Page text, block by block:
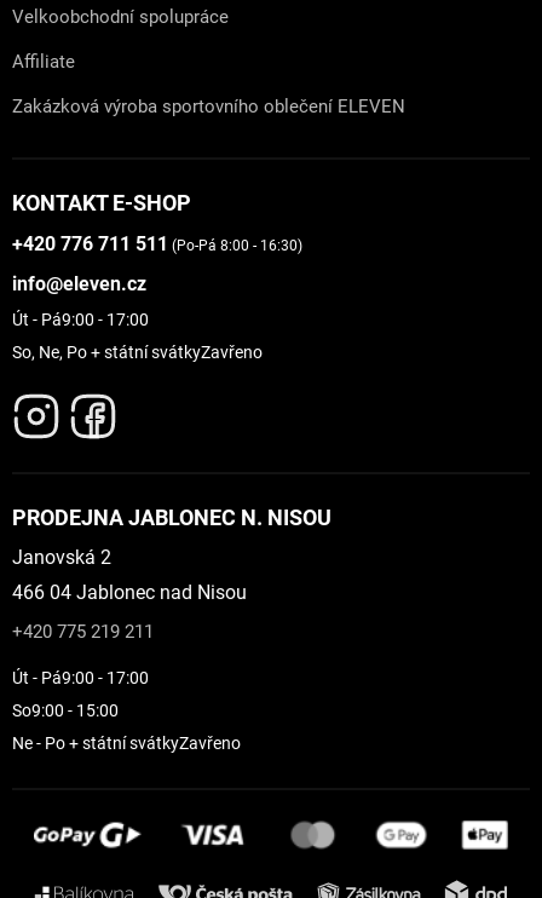
Velkoobchodní spolupráce
Affiliate
Zakázková výroba sportovního oblečení ELEVEN
KONTAKT E-SHOP
+420 776 711 511 (Po-Pá 8:00 - 16:30)
info@eleven.cz
Út - Pá9:00 - 17:00
So, Ne, Po + státní svátkyZavřeno
PRODEJNA JABLONEC N. NISOU
Janovská 2
466 04 Jablonec nad Nisou
+420 775 219 211
Út - Pá9:00 - 17:00
So9:00 - 15:00
Ne - Po + státní svátkyZavřeno